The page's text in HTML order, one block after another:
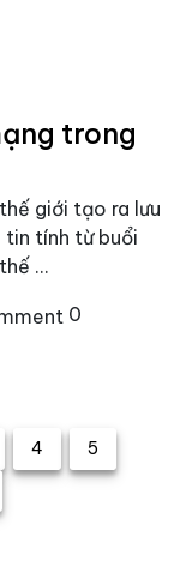
trong
giới tạo ra lưu
tin tính từ buổi
...
0
4
5